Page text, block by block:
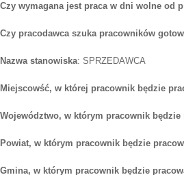
Czy wymagana jest praca w dni wolne od
Czy pracodawca szuka pracowników
Nazwa stanowiska: SPRZEDAWCA
Miejscowść, w której pracownik będzie
Województwo, w którym pracownik będzie
Powiat, w którym pracownik będzie
Gmina, w którym pracownik będzie